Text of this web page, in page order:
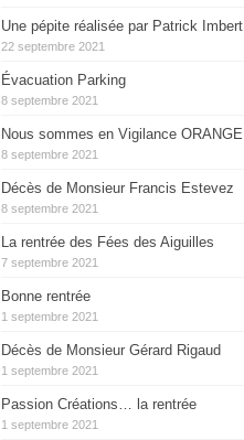
Une pépite réalisée par Patrick Imbert
22 septembre 2021
Évacuation Parking
8 septembre 2021
Nous sommes en Vigilance ORANGE
8 septembre 2021
Décès de Monsieur Francis Estevez
8 septembre 2021
La rentrée des Fées des Aiguilles
7 septembre 2021
Bonne rentrée
1 septembre 2021
Décès de Monsieur Gérard Rigaud
1 septembre 2021
Passion Créations… la rentrée
1 septembre 2021